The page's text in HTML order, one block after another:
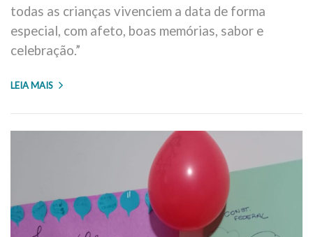
todas as crianças vivenciem a data de forma
especial, com afeto, boas memórias, sabor e
celebração.”
LEIA MAIS